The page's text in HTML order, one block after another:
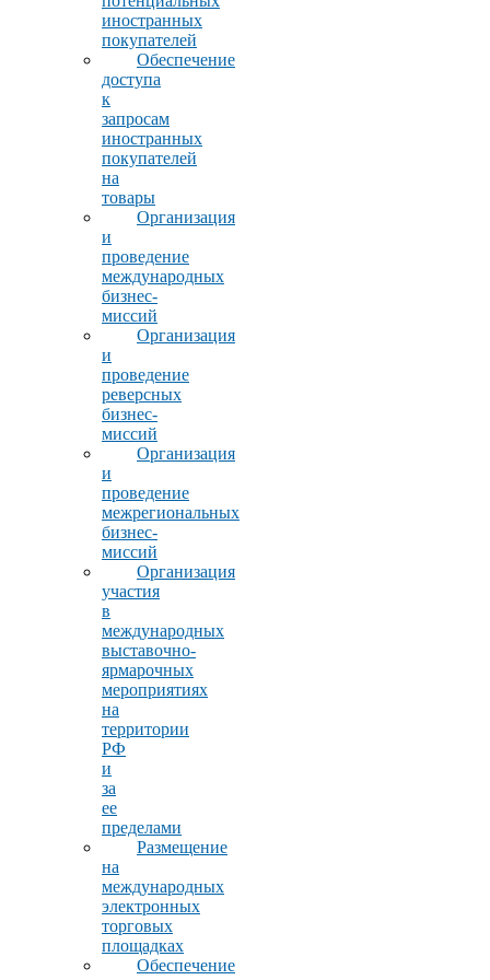
иностранных
покупателей
Обеспечение
доступа
к
запросам
иностранных
покупателей
на
товары
Организация
и
проведение
международных
бизнес-
миссий
Организация
и
проведение
реверсных
бизнес-
миссий
Организация
и
проведение
межрегиональных
бизнес-
миссий
Организация
участия
в
международных
выставочно-
ярмарочных
мероприятиях
на
территории
РФ
и
за
ее
пределами
Размещение
на
международных
электронных
торговых
площадках
Обеспечение